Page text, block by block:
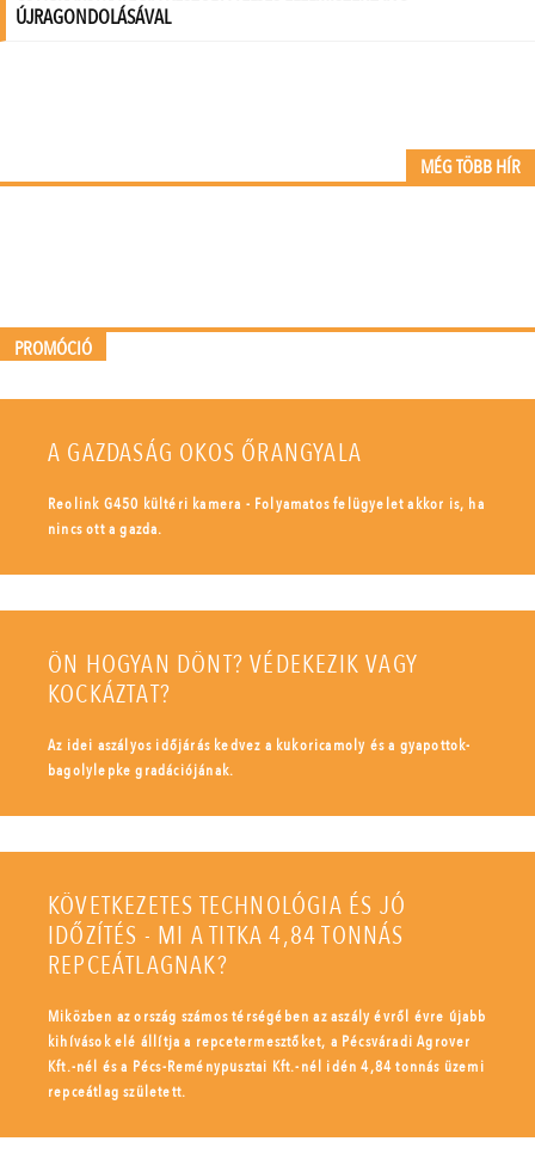
MÉG TÖBB HÍR
PROMÓCIÓ
A GAZDASÁG OKOS ŐRANGYALA
Reolink G450 kültéri kamera - Folyamatos felügyelet akkor is, ha
nincs ott a gazda.
ÖN HOGYAN DÖNT? VÉDEKEZIK VAGY
KOCKÁZTAT?
Az idei aszályos időjárás kedvez a kukoricamoly és a gyapottok-
bagolylepke gradációjának.
KÖVETKEZETES TECHNOLÓGIA ÉS JÓ
IDŐZÍTÉS - MI A TITKA 4,84 TONNÁS
REPCEÁTLAGNAK?
Miközben az ország számos térségében az aszály évről évre újabb
kihívások elé állítja a repcetermesztőket, a Pécsváradi Agrover
Kft.-nél és a Pécs-Reménypusztai Kft.-nél idén 4,84 tonnás üzemi
repceátlag született.